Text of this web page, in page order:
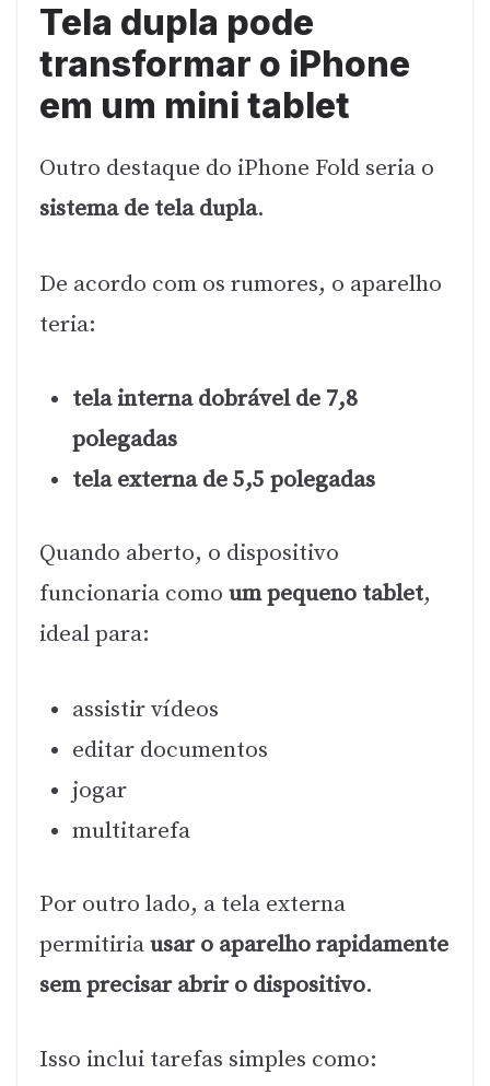
Tela dupla pode
transformar o iPhone
em um mini tablet
Outro destaque do iPhone Fold seria o
sistema de tela dupla.
De acordo com os rumores, o aparelho
teria:
tela interna dobrável de 7,8
polegadas
tela externa de 5,5 polegadas
Quando aberto, o dispositivo
funcionaria como um pequeno tablet,
ideal para:
assistir vídeos
editar documentos
jogar
multitarefa
Por outro lado, a tela externa
permitiriausar o aparelho rapidamente
sem precisar abrir o dispositivo.
Isso inclui tarefas simples como: